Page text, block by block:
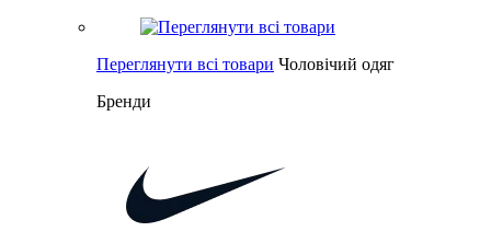
Переглянути всі товари Чоловічий одяг
Бренди